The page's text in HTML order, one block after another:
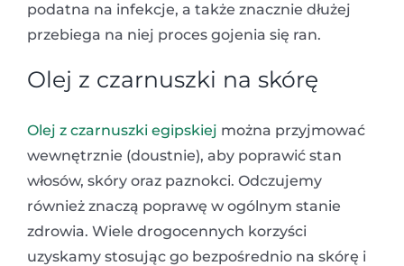
podatna na infekcje, a także znacznie dłużej
przebiega na niej proces gojenia się ran.
Olej z czarnuszki na skórę
Olej z czarnuszki egipskiej można przyjmować
wewnętrznie (doustnie), aby poprawić stan
włosów, skóry oraz paznokci. Odczujemy
również znaczą poprawę w ogólnym stanie
zdrowia. Wiele drogocennych korzyści
uzyskamy stosując go bezpośrednio na skórę i